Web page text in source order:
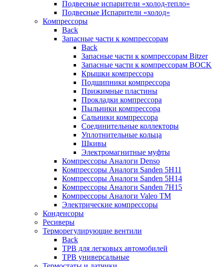
Подвесные испарители «холод-тепло»
Подвесные Испарители «холод»
Компрессоры
Back
Запасные части к компрессорам
Back
Запасные части к компрессорам Bitzer
Запасные части к компрессорам BOCK
Крышки компрессора
Подшипники компрессора
Прижимные пластины
Прокладки компрессора
Пыльники компрессора
Сальники компрессора
Соединительные коллекторы
Уплотнительные кольца
Шкивы
Электромагнитные муфты
Компрессоры Аналоги Denso
Компрессоры Аналоги Sanden 5H11
Компрессоры Аналоги Sanden 5H14
Компрессоры Аналоги Sanden 7H15
Компрессоры Аналоги Valeo ТМ
Электрические компрессоры
Конденсоры
Ресиверы
Терморегулирующие вентили
Back
ТРВ для легковых автомобилей
ТРВ универсальные